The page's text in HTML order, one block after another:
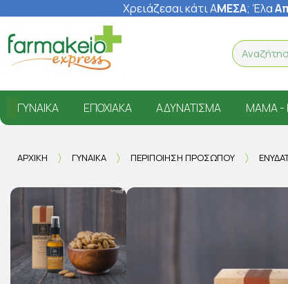
Χρειάζεσαι κάτι ΑΜΕΣΑ; Έλα
ΓΥΝΑΊΚΑ ΕΠΟΧΙΑΚΆ ΑΔΥΝΆΤΙΣΜΑ ΜΑΜΆ -
ΑΡΧΙΚΉ ΓΥΝΑΊΚΑ ΠΕΡΙΠΟΊΗΣΗ ΠΡΟΣΏΠΟΥ